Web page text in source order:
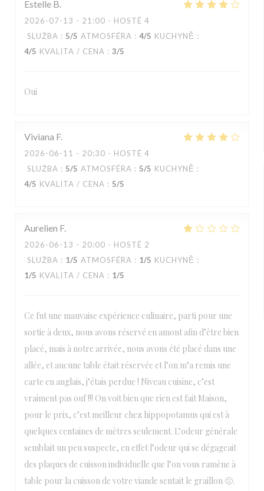
Estelle B
2026-07-13 - 21:00 - HOSTÉ 4
SLUŽBA : 5/5 ATMOSFÉRA : 4/5 KUCHYNĚ :
4/5 KVALITA / CENA : 3/5
Oui
Viviana F
2026-06-11 - 20:30 - HOSTÉ 4
SLUŽBA : 5/5 ATMOSFÉRA : 5/5 KUCHYNĚ :
4/5 KVALITA / CENA : 5/5
Aurelien F
2026-06-13 - 20:00 - HOSTÉ 2
SLUŽBA : 1/5 ATMOSFÉRA : 1/5 KUCHYNĚ :
1/5 KVALITA / CENA : 1/5
Ce fut une mauvaise expérience culinaire, parti pour une
sortie à deux, nous avons réservé en amont afin d’être bien
placé, mais à notre arrivée, nous avons été placé dans une
allée, et aucune table était réservée et l’on m’a remis une
carte en anglais, j’étais perdue ! Niveau cuisine, c’est
vraiment pas ouf !!! On voit bien que rien est fait Maison,
pour le prix, c’est meilleur chez hippopotamus qui est à
quelques centaines de mètres seulement. L’odeur générale
semblait un peu suspecte, en effet l’odeur qui se dégageait
des plaques de cuisson individuelle que l’on vous ramène à
table pour la cuisson de votre viande sentait le graillon 🤢.